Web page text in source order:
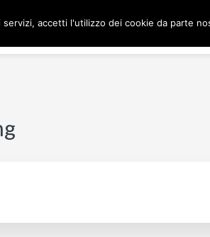
accetti l'utilizzo dei cookie da parte